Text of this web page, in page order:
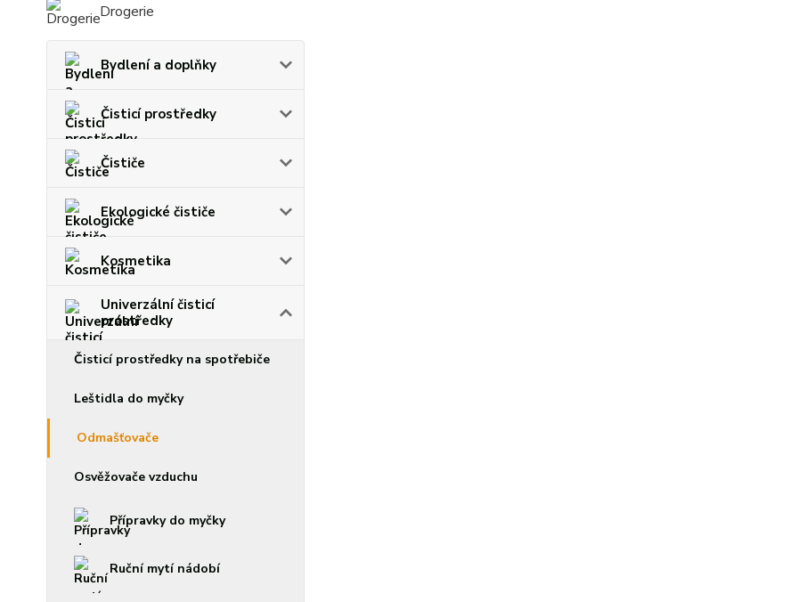
Drogerie
Bydlení a doplňky
Čisticí prostředky
Čističe
Ekologické čističe
Kosmetika
Univerzální čisticí
prostředky
Čisticí prostředky na spotřebiče
Leštidla do myčky
Odmašťovače
Osvěžovače vzduchu
Přípravky do myčky
Ruční mytí nádobí